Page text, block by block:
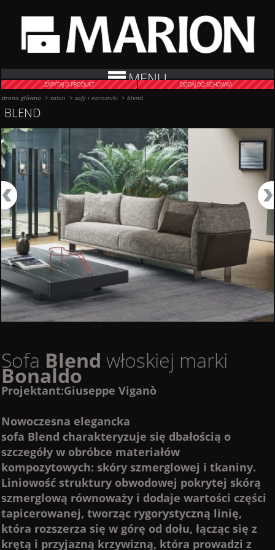
MENU
ZAPYTAJ O PRODUKT DODAJ DO SCHOWKA
strona główna >salon >sofy i narożniki >blend
BLEND
Sofa Blendwłoskiej marki
Bonaldo
Projektant:Giuseppe Viganò
Nowoczesna elegancka
sofa Blend charakteryzuje się dbałością o
szczegóły w obróbce materiałów
kompozytowych: skóry szmerglowej i tkaniny.
Liniowość struktury obwodowej pokrytej skórą
szmerglową równoważy i dodaje wartości części
tapicerowanej, tworząc rygorystyczną linię,
która rozszerza się w górę od dołu, łącząc się z
krętą i przyjazną krzywizną, która prowadzi z